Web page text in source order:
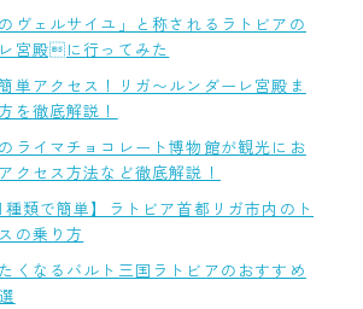
のヴェルサイユ」と称されるラトビアの
宮殿に行ってみた
単アクセス！リガ〜ルンダーレ宮殿ま
を徹底解説！
ライマチョコレート博物館が観光にお
クセス方法など徹底解説！
1種類で簡単】ラトビア首都リガ市内のト
の乗り方
くなるバルト三国ラトビアのおすすめ